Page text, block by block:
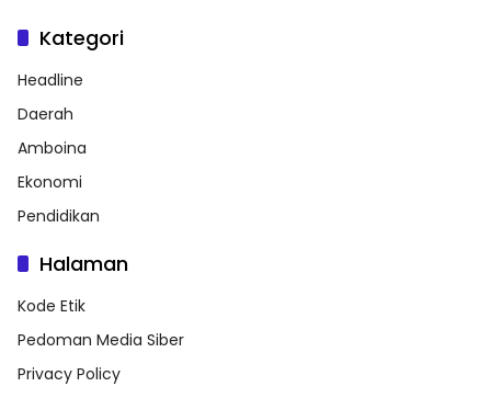
Kategori
Headline
Daerah
Amboina
Ekonomi
Pendidikan
Halaman
Kode Etik
Pedoman Media Siber
Privacy Policy